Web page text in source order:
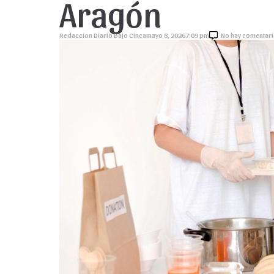
Aragón
Redaccion Diario Bajo Cincamayo 8, 20267:09 pm No hay